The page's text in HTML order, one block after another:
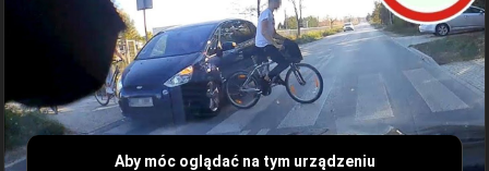
Aby móc oglądać na tym urządzeniu